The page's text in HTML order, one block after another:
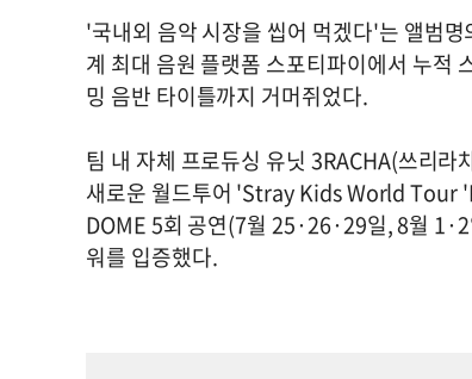
'국내외 음악 시장을 씹어 먹겠다'는 앨범
계 최대 음원 플랫폼 스포티파이에서 누적
밍 음반 타이틀까지 거머쥐었다.
팀 내 자체 프로듀싱 유닛 3RACHA(쓰리
새로운 월드투어 'Stray Kids World Tour
DOME 5회 공연(7월 25·26·29일, 8월
워를 입증했다.